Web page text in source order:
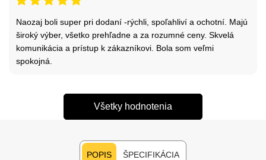
Naozaj boli super pri dodaní -rýchli, spoľahliví a ochotní. Majú
široký výber, všetko prehľadne a za rozumné ceny. Skvelá
komunikácia a prístup k zákazníkovi. Bola som veľmi
spokojná.
Všetky hodnotenia
POPIS ŠPECIFIKÁCIA